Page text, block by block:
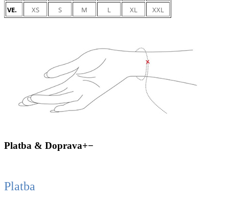
VE.
XS S M L XL XXL
Platba & Doprava+−
Platba